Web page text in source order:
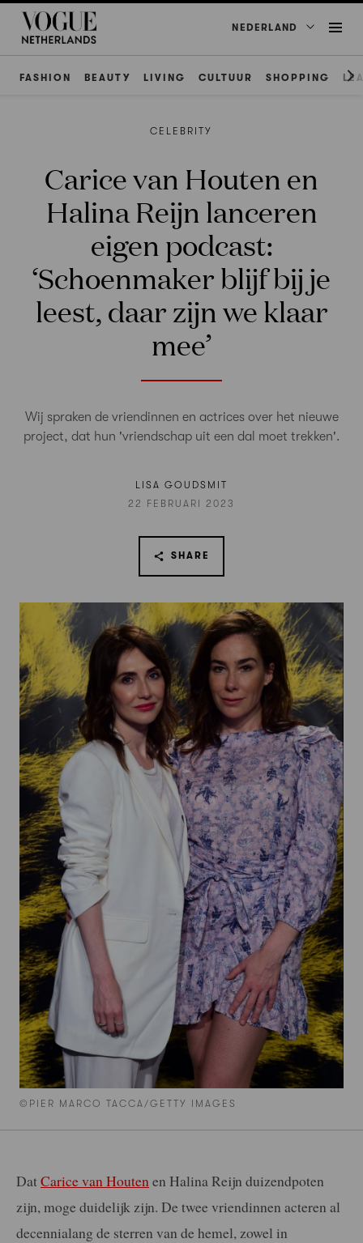
NEDERLAND
FASHION BEAUTY LIVING CULTUUR SHOPPING
©PIER MARCO TACCA/GETTY IMAGES
CELEBRITY
Carice van Houten en
Halina Reijn lanceren
eigen podcast:
‘Schoenmaker blijf bij je
leest, daar zijn we klaar
mee’
Wij spraken de vriendinnen en actrices over het nieuwe
project, dat hun 'vriendschap uit een dal moet trekken'.
LISA GOUDSMIT
22 FEBRUARI 2023
SHARE
DatCarice van Houten en Halina Reijn duizendpoten
zijn, moge duidelijk zijn. De twee vriendinnen acteren al
decennialang de sterren van de hemel, zowel in